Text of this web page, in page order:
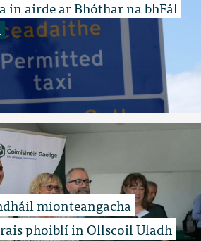
in airde ar Bhóthar na bhFál
mionteangacha
phoiblí in Ollscoil Uladh